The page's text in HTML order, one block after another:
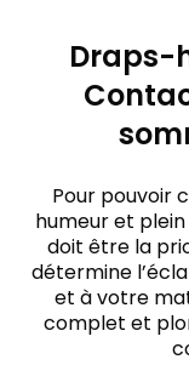
Draps-
Pour pouvoir
humeur et
doit être la
détermine
et à votre
complet et